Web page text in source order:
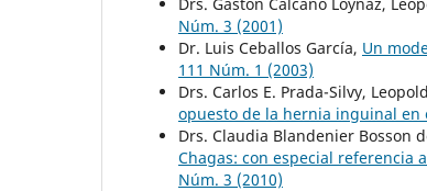
Núm. 3 (2001)
Dr. Luis Ceballos García, Un
111 Núm. 1 (2003)
Drs. Carlos E. Prada-Silvy,
opuesto de la hernia inguinal en
Drs. Claudia Blandenier Bosson
Chagas: con especial referencia
Núm. 3 (2010)